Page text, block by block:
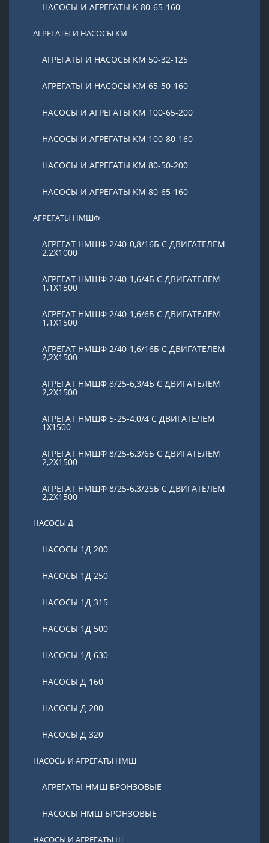
НАСОСЫ И АГРЕГАТЫ К 80-65-160
АГРЕГАТЫ И НАСОСЫ КМ
АГРЕГАТЫ И НАСОСЫ КМ 50-32-125
АГРЕГАТЫ И НАСОСЫ КМ 65-50-160
НАСОСЫ И АГРЕГАТЫ КМ 100-65-200
НАСОСЫ И АГРЕГАТЫ КМ 100-80-160
НАСОСЫ И АГРЕГАТЫ КМ 80-50-200
НАСОСЫ И АГРЕГАТЫ КМ 80-65-160
АГРЕГАТЫ НМШФ
АГРЕГАТ НМШФ 2/40-0,8/16Б С ДВИГАТЕЛЕМ
2,2Х1000
АГРЕГАТ НМШФ 2/40-1,6/4Б С ДВИГАТЕЛЕМ
1,1Х1500
АГРЕГАТ НМШФ 2/40-1,6/6Б С ДВИГАТЕЛЕМ
1,1Х1500
АГРЕГАТ НМШФ 2/40-1,6/16Б С ДВИГАТЕЛЕМ
2,2Х1500
АГРЕГАТ НМШФ 8/25-6,3/4Б С ДВИГАТЕЛЕМ
2,2Х1500
АГРЕГАТ НМШФ 5-25-4,0/4 С ДВИГАТЕЛЕМ
1Х1500
АГРЕГАТ НМШФ 8/25-6,3/6Б С ДВИГАТЕЛЕМ
2,2Х1500
АГРЕГАТ НМШФ 8/25-6,3/25Б С ДВИГАТЕЛЕМ
2,2Х1500
НАСОСЫ Д
НАСОСЫ 1Д 200
НАСОСЫ 1Д 250
НАСОСЫ 1Д 315
НАСОСЫ 1Д 500
НАСОСЫ 1Д 630
НАСОСЫ Д 160
НАСОСЫ Д 200
НАСОСЫ Д 320
НАСОСЫ И АГРЕГАТЫ НМШ
АГРЕГАТЫ НМШ БРОНЗОВЫЕ
НАСОСЫ НМШ БРОНЗОВЫЕ
НАСОСЫ И АГРЕГАТЫ Ш